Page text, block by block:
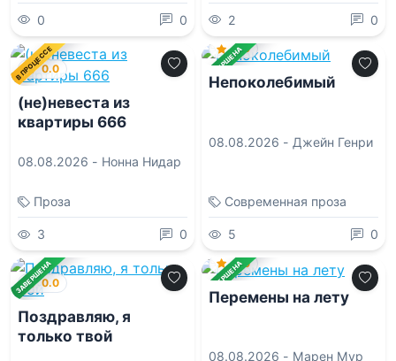
0 0 2 0
В ПРОЦЕССЕ
0.0
(не)невеста из
квартиры 666
08.08.2026 - Нонна Нидар
Проза
3 0
ЗАВЕРШЕНА
0.0
Непоколебимый
08.08.2026 - Джейн Генри
Современная проза
5 0
ЗАВЕРШЕНА
0.0
Поздравляю, я
только твой
ЗАВЕРШЕНА
0.0
Пеpемены на летy
08.08.2026 - Марен Мyp